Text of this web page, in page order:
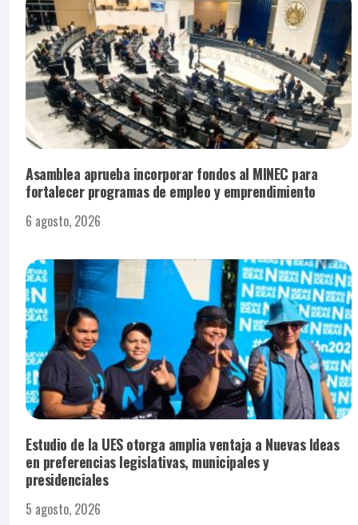
Asamblea aprueba incorporar fondos al MINEC para
fortalecer programas de empleo y emprendimiento
6 agosto, 2026
Estudio de la UES otorga amplia ventaja a Nuevas Ideas
en preferencias legislativas, municipales y
presidenciales
5 agosto, 2026